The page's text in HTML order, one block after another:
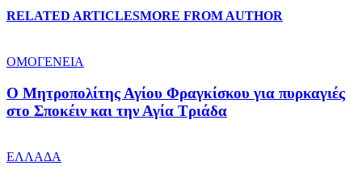
RELATED ARTICLESMORE FROM AUTHOR
ΟΜΟΓΕΝΕΙΑ
Ο Μητροπολίτης Αγίου Φραγκίσκου για πυρκαγιές
στο Σποκέιν και την Αγία Τριάδα
ΕΛΛΑΔΑ